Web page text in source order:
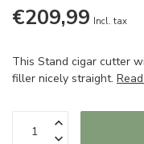
€209,99 Incl. tax
This Stand cigar cutter
filler nicely straight.